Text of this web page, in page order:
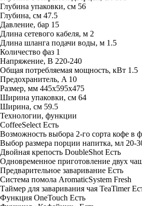
Глубина упаковки, см 56
Глубина, см 47.5
Давление, бар 15
Длина сетевого кабеля, м 2
Длина шланга подачи воды, м 1.5
Количество фаз 1
Напряжение, В 220-240
Общая потребляемая мощность, кВт 1.5
Предохранитель, A 10
Размер, мм 445х595х475
Ширина упаковки, см 64
Ширина, см 59.5
Технологии, функции
CoffeeSelect Есть
Возможность выбора 2-го сорта кофе в
Выбор размера порции напитка, мл 20-
Двойная крепость DoubleShot Есть
Одновременное приготовление двух
Предварительное заваривание Есть
Система помола AromaticSystem Fresh
Таймер для заваривания чая TeaTimer
Функция OneTouch Есть